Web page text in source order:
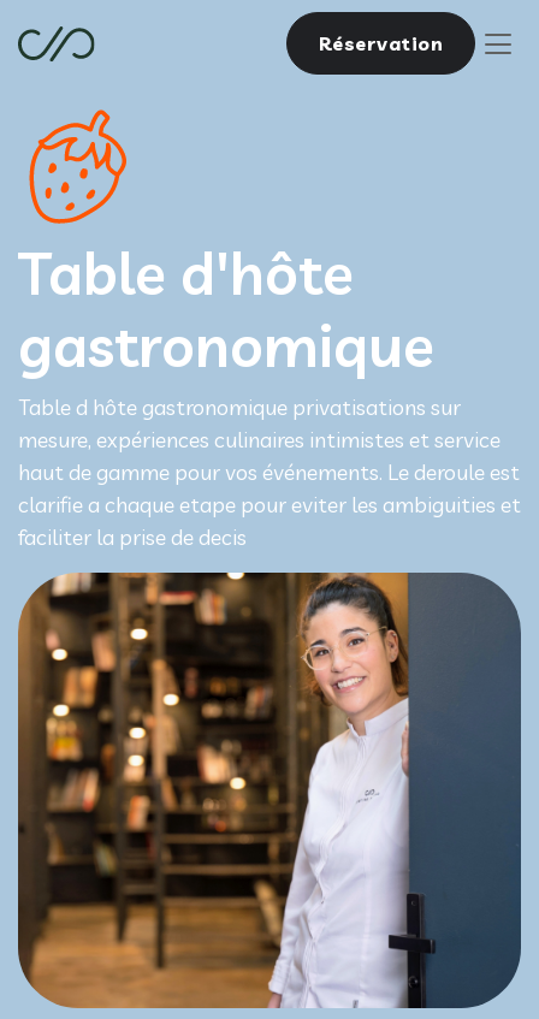
Réservation
Table d'hôte
gastronomique
Table d hôte gastronomique privatisations sur
mesure, expériences culinaires intimistes et service
haut de gamme pour vos événements. Le deroule est
clarifie a chaque etape pour eviter les ambiguities et
faciliter la prise de decis